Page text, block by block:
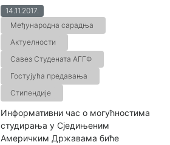
14.11.2017.
Међународна сарадња
Актуелности
Савез Студената АГГФ
Гостујућа предавања
Стипендије
Информативни час о могућностима
студирања у Сједињеним
Америчким Државама биће